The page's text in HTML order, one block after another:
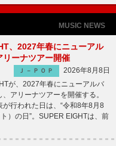
MUSIC NEWS
、2027年春にニューアル
リーナツアー開催
Ｊ－ＰＯＰ
2026年8月8日
が、2027年春にニューアルバ
アリーナツアーを開催する。
行われた日は、“令和8年8月8
）の日”。SUPER EIGHTは、前